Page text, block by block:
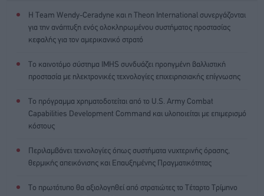
Η Team Wendy-Ceradyne και η Theon International συνεργάζονται
για την ανάπτυξη ενός ολοκληρωμένου συστήματος προστασίας
κεφαλής για τον αμερικανικό στρατό
Το καινοτόμο σύστημα IMHS συνδυάζει προηγμένη βαλλιστική
προστασία με ηλεκτρονικές τεχνολογίες επιχειρησιακής επίγνωσης
Το πρόγραμμα χρηματοδοτείται από το U.S. Army Combat
Capabilities Development Command και υλοποιείται με επιμερισμό
κόστους
Περιλαμβάνει τεχνολογίες όπως συστήματα νυχτερινής όρασης,
θερμικής απεικόνισης και Επαυξημένης Πραγματικότητας
Το πρωτότυπο θα αξιολογηθεί από στρατιώτες το Τέταρτο Τρίμηνο